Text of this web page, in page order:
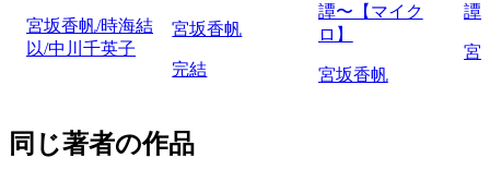
宮坂香帆/時海結
以/中川千英子
宮坂香帆
完結
譚〜【マイク
ロ】
宮坂香帆
譚
宮
同じ著者の作品